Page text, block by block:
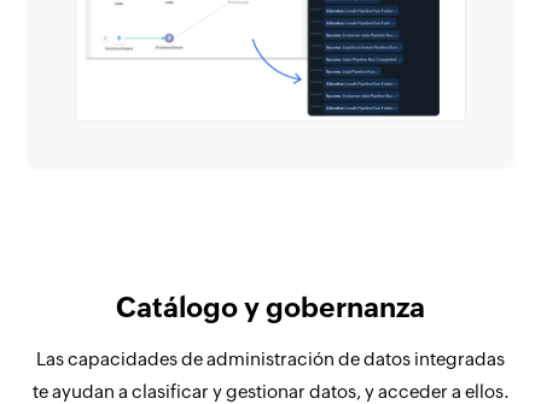
Catálogo y gobernanza
Las capacidades de administración de datos integradas
te ayudan a clasificar y gestionar datos, y acceder a ellos.